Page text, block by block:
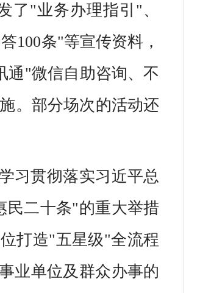
了"业务办理指引"、
100条"等宣传资料，
通"微信自助咨询、不
。部分场次的活动还
习贯彻落实习近平总
民二十条"的重大举措
打造"五星级"全流程
业单位及群众办事的